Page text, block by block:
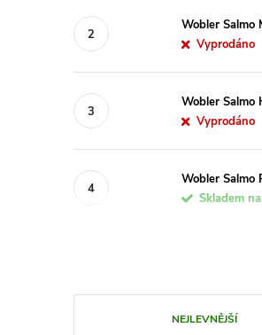
Wobler
Vyprodáno
Wobler Salmo
Vyprodáno
Wobler Salmo
Skladem
NEJLEVNĚJŠÍ